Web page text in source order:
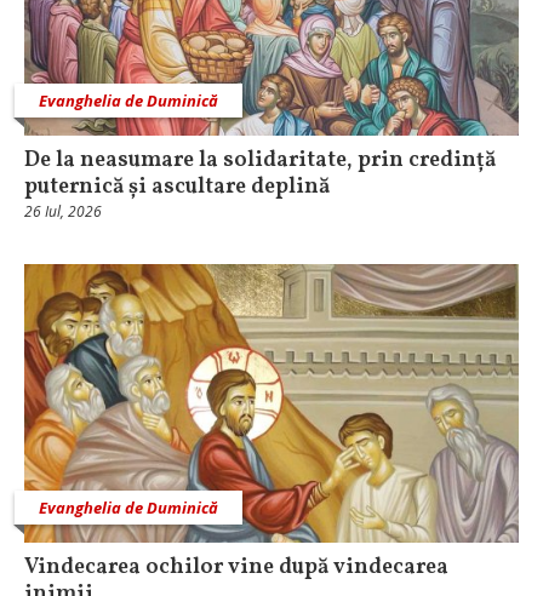
Evanghelia de Duminică
De la neasumare la solidaritate, prin credință
puternică și ascultare deplină
26 Iul, 2026
Evanghelia de Duminică
Vindecarea ochilor vine după vindecarea